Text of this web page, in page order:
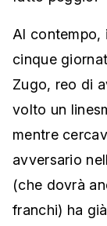
Al contempo,
cinque
Zugo, reo di
volto un
mentre
avversario
(che dovrà
franchi) ha